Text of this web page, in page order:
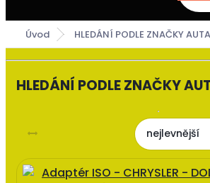
Úvod HLEDÁNÍ PODLE ZNAČKY AUTA
HLEDÁNÍ PODLE ZNAČKY
nejlevnější